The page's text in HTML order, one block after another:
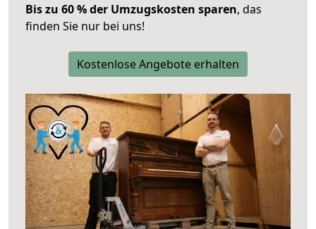
Bis zu 60 % der Umzugskosten sparen, das
finden Sie nur bei uns!
Kostenlose Angebote erhalten